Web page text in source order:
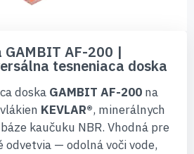
GAMBIT AF-200 |
tesneniaca doska
doska GAMBIT AF-200 na
KEVLAR®, minerálnych
kaučuku NBR. Vhodná pre
odvetvia — odolná voči vode,